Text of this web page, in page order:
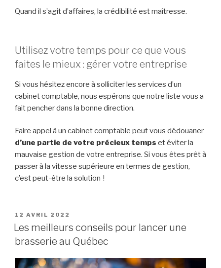
Quand il s’agit d’affaires, la crédibilité est maîtresse.
Utilisez votre temps pour ce que vous
faites le mieux : gérer votre entreprise
Si vous hésitez encore à solliciter les services d’un
cabinet comptable, nous espérons que notre liste vous a
fait pencher dans la bonne direction.
Faire appel à un cabinet comptable peut vous dédouaner
d’une partie de votre précieux temps et éviter la
mauvaise gestion de votre entreprise. Si vous êtes prêt à
passer à la vitesse supérieure en termes de gestion,
c’est peut-être la solution !
PUBLIÉ
LE
12 AVRIL 2022
Les meilleurs conseils pour lancer une
brasserie au Québec